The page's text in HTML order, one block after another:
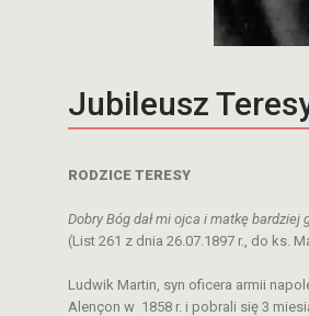
Jubileusz
RODZICE TERESY
Dobry Bóg dał mi ojca i matkę bardziej
(List 261 z dnia 26.07.1897 r., do ks.
Ludwik Martin, syn oficera armii
Alençon w 1858 r. i pobrali się 3